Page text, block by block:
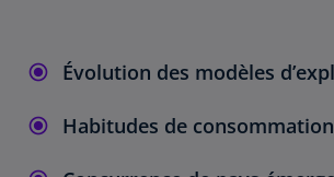
Évolution des modèles
Habitudes de consommation